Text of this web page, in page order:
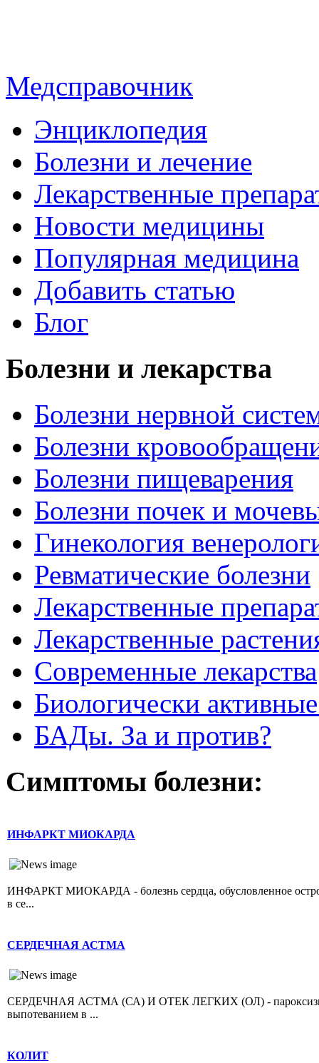
Медсправочник
Энциклопедия
Болезни и лечение
Лекарственные
Новости медицины
Популярная медицина
Добавить статью
Блог
Болезни и лекарства
Болезни нервной
Болезни
Болезни пищеварения
Болезни почек и
Гинекология
Ревматические болезни
Лекарственные
Лекарственные
Современные лекарства
Биологически
БАДы. За и против?
Симптомы болезни:
ИНФАРКТ МИОКАРДА
ИНФАРКТ МИОКАРДА - болезнь сердца, обусловленное острой
в се...
СЕРДЕЧНАЯ АСТМА
СЕРДЕЧНАЯ АСТМА (СА) И ОТЕК ЛЕГКИХ (ОЛ) -
выпотеванием в ...
КОЛИТ